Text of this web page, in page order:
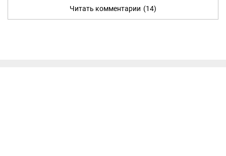
Читать комментарии (14)